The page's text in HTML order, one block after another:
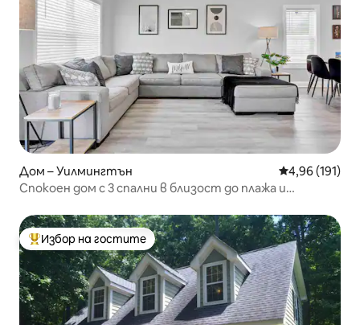
Дом – Уилмингтън Средна
4,96 (191)
Спокоен дом с 3 спални в близост до плажа и
Най-популярен избор на гостите
Избор на гостите